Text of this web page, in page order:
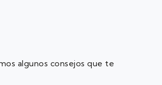
algunos consejos que te